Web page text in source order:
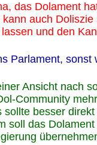
das Dolament
auch
und den
Parlament, sonst
Ansicht nach
Community
sollte besser
soll das